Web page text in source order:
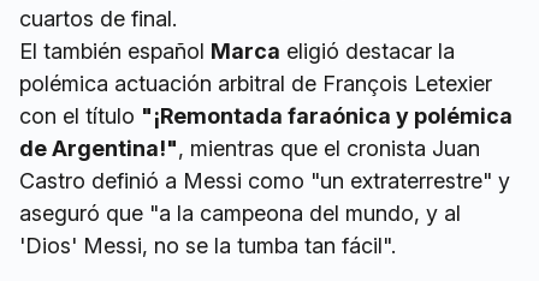
cuartos de final.
El también español Marca eligió destacar la
polémica actuación arbitral de François Letexier
con el título "¡Remontada faraónica y polémica
de Argentina!", mientras que el cronista Juan
Castro definió a Messi como "un extraterrestre" y
aseguró que "a la campeona del mundo, y al
'Dios' Messi, no se la tumba tan fácil".